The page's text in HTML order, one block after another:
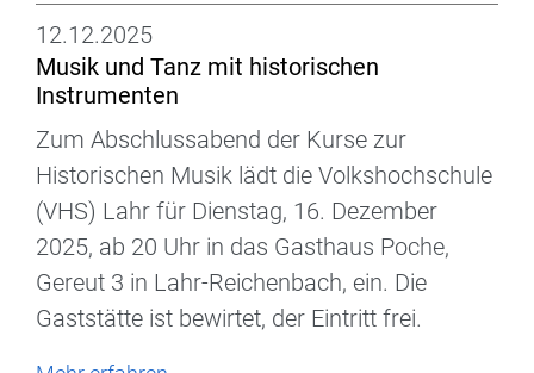
12.12.2025
Musik und Tanz mit historischen
Instrumenten
Zum Abschlussabend der Kurse zur
Historischen Musik lädt die Volkshochschule
(VHS) Lahr für Dienstag, 16. Dezember
2025, ab 20 Uhr in das Gasthaus Poche,
Gereut 3 in Lahr-Reichenbach, ein. Die
Gaststätte ist bewirtet, der Eintritt frei.